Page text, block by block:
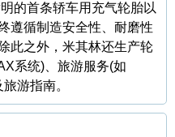
的首条轿车用充气轮胎以
遵循制造安全性、耐磨性
此之外，米其林还生产轮
系统)、旅游服务(如
游指南。